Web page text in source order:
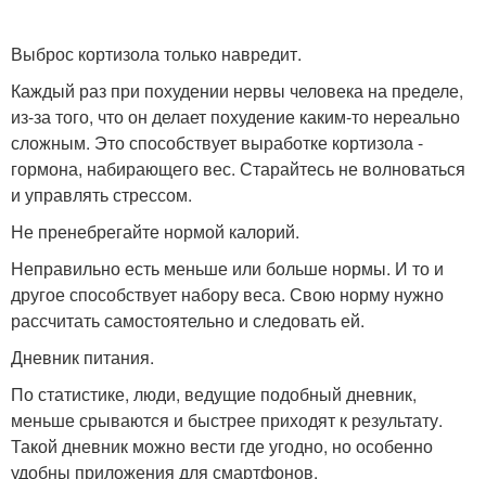
Выброс кортизола только навредит.
Каждый раз при похудении нервы человека на пределе,
из-за того, что он делает похудение каким-то нереально
сложным. Это способствует выработке кортизола -
гормона, набирающего вес. Старайтесь не волноваться
и управлять стрессом.
Не пренебрегайте нормой калорий.
Неправильно есть меньше или больше нормы. И то и
другое способствует набору веса. Свою норму нужно
рассчитать самостоятельно и следовать ей.
Дневник питания.
По статистике, люди, ведущие подобный дневник,
меньше срываются и быстрее приходят к результату.
Такой дневник можно вести где угодно, но особенно
удобны приложения для смартфонов.